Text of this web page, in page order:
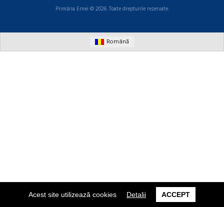
Acest site utilizează cookies Detalii ACCEPT
Primăria Ernei © 2026. Toate drepturile rezervate.
Română